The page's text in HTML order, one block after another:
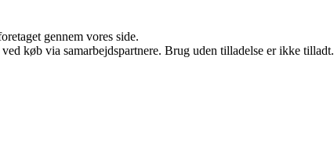
gennem vores side.
køb via samarbejdspartnere. Brug uden tilladelse er ikke tilladt.